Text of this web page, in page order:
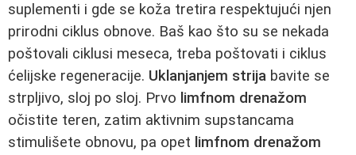
suplementi i gde se koža tretira respektujući njen
prirodni ciklus obnove. Baš kao što su se nekada
poštovali ciklusi meseca, treba poštovati i ciklus
ćelijske regeneracije. Uklanjanjem strija bavite se
strpljivo, sloj po sloj. Prvo limfnom drenažom
očistite teren, zatim aktivnim supstancama
stimulišete obnovu, pa opet limfnom drenažom